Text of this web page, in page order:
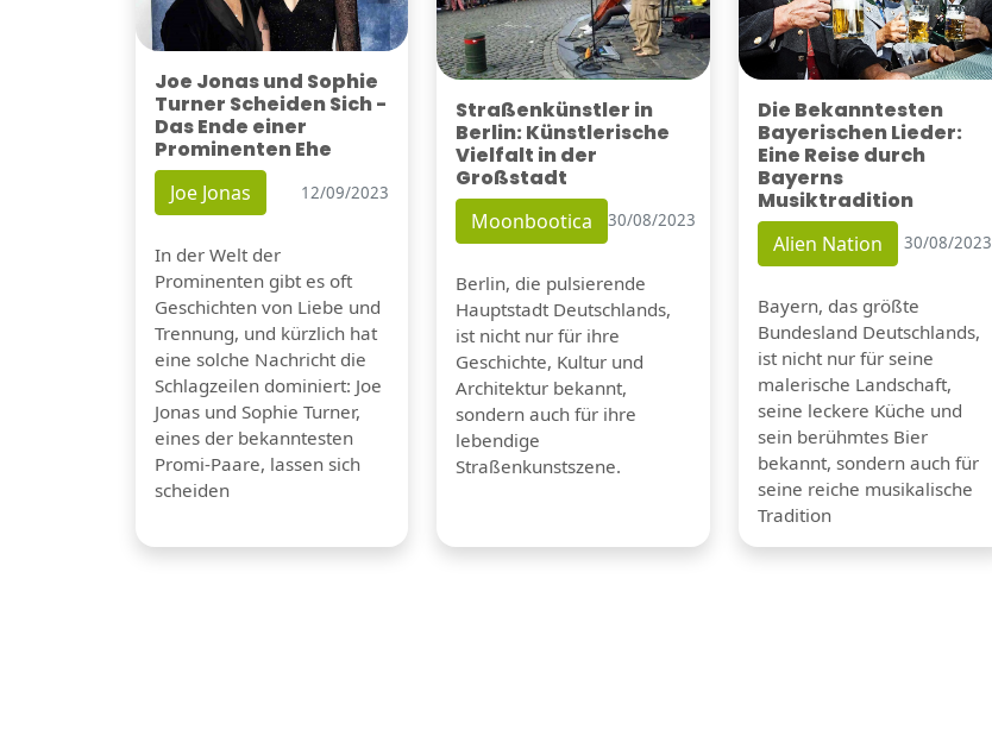
Joe Jonas und Sophie
Turner Scheiden Sich -
Das Ende einer
Prominenten Ehe
Joe Jonas 12/09/2023
In der Welt der
Prominenten gibt es oft
Geschichten von Liebe und
Trennung, und kürzlich hat
eine solche Nachricht die
Schlagzeilen dominiert: Joe
Jonas und Sophie Turner,
eines der bekanntesten
Promi-Paare, lassen sich
scheiden
Straßenkünstler in
Berlin: Künstlerische
Vielfalt in der
Großstadt
Moonbootica 30/08/2023
Berlin, die pulsierende
Hauptstadt Deutschlands,
ist nicht nur für ihre
Geschichte, Kultur und
Architektur bekannt,
sondern auch für ihre
lebendige
Straßenkunstszene.
Die Bekanntesten
Bayerischen Lieder:
Eine Reise durch
Bayerns
Musiktradition
Alien Nation 30/08/2023
Bayern, das größte
Bundesland Deutschlands,
ist nicht nur für seine
malerische Landschaft,
seine leckere Küche und
sein berühmtes Bier
bekannt, sondern auch für
seine reiche musikalische
Tradition